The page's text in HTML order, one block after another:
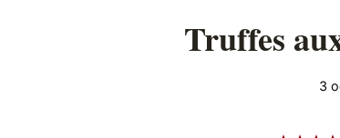
Truffes
3